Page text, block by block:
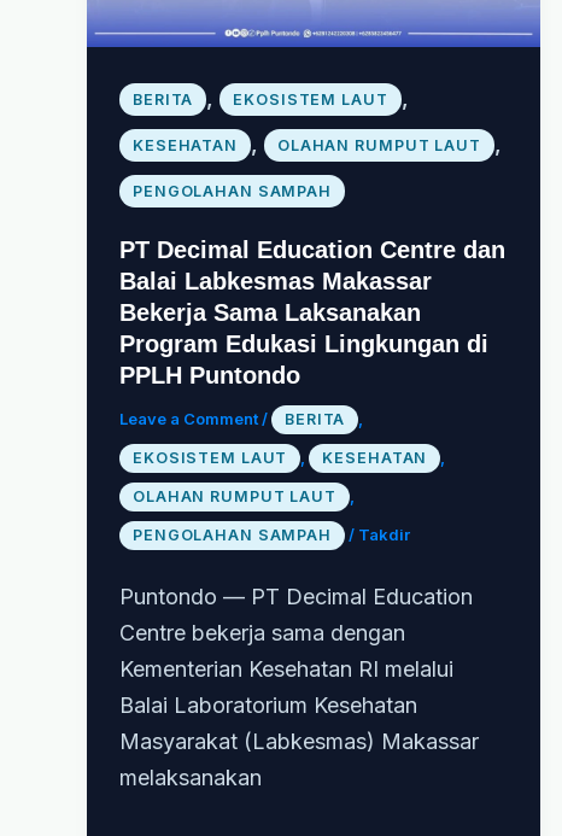
BERITA , EKOSISTEM LAUT ,
KESEHATAN , OLAHAN RUMPUT LAUT ,
PENGOLAHAN SAMPAH
PT Decimal Education Centre dan
Balai Labkesmas Makassar
Bekerja Sama Laksanakan
Program Edukasi Lingkungan di
PPLH Puntondo
Leave a Comment / BERITA
EKOSISTEM LAUT , KESEHATAN
OLAHAN RUMPUT LAUT ,
PENGOLAHAN SAMPAH / Takdir
Puntondo — PT Decimal Education
Centre bekerja sama dengan
Kementerian Kesehatan RI melalui
Balai Laboratorium Kesehatan
Masyarakat (Labkesmas) Makassar
melaksanakan